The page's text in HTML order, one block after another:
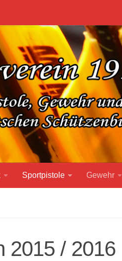
Sportpistole Gewehr
2015 / 2016